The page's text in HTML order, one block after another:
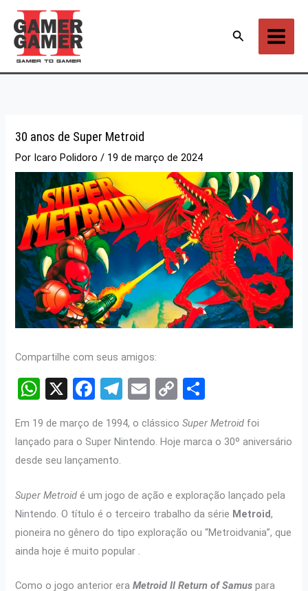
para
conteúdo
Pesquisar
30 anos de Super Metroid
Por Icaro Polidoro/ 19 de março de 2024
Compartilhe com seus amigos:
W
at
s
p
p
X
F
ce
b
o
k
T
e
m
E
ail
C
py
k
ar
Em 19 de março de 1994, o clássicoSuper Metroid foi
lançado para o Super Nintendo. Hoje marca o 30º aniversário
desde seu lançamento.
Super Metroid é um jogo de ação e exploração lançado pela
Nintendo. O título é o terceiro trabalho da série Metroid,
pioneira no gênero do tipo exploração ou “Metroidvania”, que
ainda hoje é muito popular .
Como o jogo anterior eraMetroid II Return of Samus para